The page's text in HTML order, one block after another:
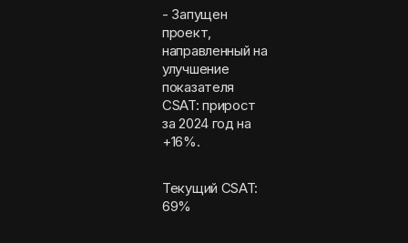
- Запущен
проект,
направленный на
улучшение
показателя
CSAT: прирост
за 2024 год на
+16%.
Текущий CSAT:
69%